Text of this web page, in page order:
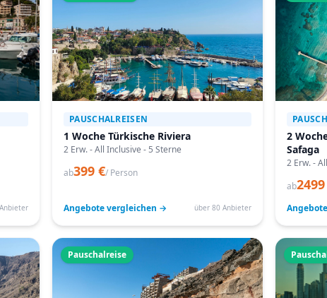
PAUSCHALREISEN
1 Woche Türkische Riviera
2 Erw. - All Inclusive - 5 Sterne
ab399 €/ Person
Angebote vergleichen → über 80 Anbieter
2
Safaga
2 Erw. -
ab
Pauschalreise